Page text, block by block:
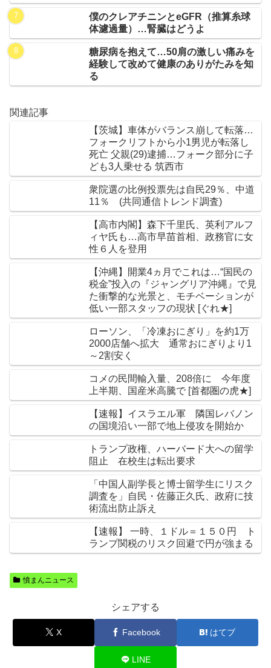
僕のクレアチニンとeGFR（推算糸球
体濾過量）…腎臓はどうよ
糖尿病を抱えて…50肩の激しい痛みを
経験して改めて健康のありがたみを知
る
関連記事
【茨城】車体がバランス崩して転落…
フォークリフトから小1男児が転落し
死亡 父親(29)逮捕…フォーク部分に子
ども3人乗せる 筑西市
衆院選の比例投票先は自民29％、中道
11％ (共同通信トレンド調査)
【高市内閣】森下千里氏、英利アルフ
ィヤ氏も…高市早苗首相、政務官に女
性６人を登用
【沖縄】開業4ヵ月でこれは…“国民の
税金”投入の『ジャングリア沖縄』で見
た衝撃的な光景と、モチベーションが
低い一部スタッフの現状 [ぐれ★]
ローソン、「冷凍おにぎり」を約1万
2000店舗へ拡大 通常おにぎりより1
～2割安く
コメの民間輸入量、208倍に 今年度
上半期、国産米高騰で [首都圏の虎★]
【速報】イスラエル軍 隣国レバノン
の国境沿い一部で地上侵攻を開始か
トランプ政権、ハーバード大への留学
阻止 在校生は転出要求
「中国人副学長と博士留学生にリスク
調査を」自民・佐藤正久氏、政府に技
術流出防止訴え
【速報】 一時、１ドル＝１５０円 ト
ランプ関税のリスク回避で円が強まる
憤まんニュース
シェアする
X Facebook はてブ
LINE